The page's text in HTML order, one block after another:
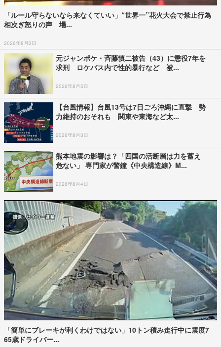
「ルール守らないなら来なくていい」“世界一”花火大会で禁止行為
相次ぎ怒りの声 場...
2026年8月3日
元ジャンポケ・斉藤慎二被告（43）に懲役7年を
求刑 ロケバス内で性的暴行など 被...
2026年8月5日
【台風情報】台風13号は7日ごろ沖縄に直撃 勢
力維持のおそれも 関東や東海など太...
2026年8月3日
熊本地震の影響は？「四国の活断層は力を蓄え
危ない」 専門家が警鐘《中央構造線》M...
2026年8月4日
「簡単にブレーキが利くわけではない」10トン積み走行中に震度7
65歳ドライバー...